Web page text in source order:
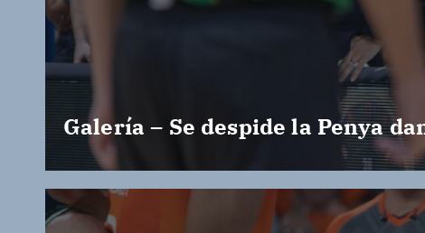
Galería – Se despide la Penya